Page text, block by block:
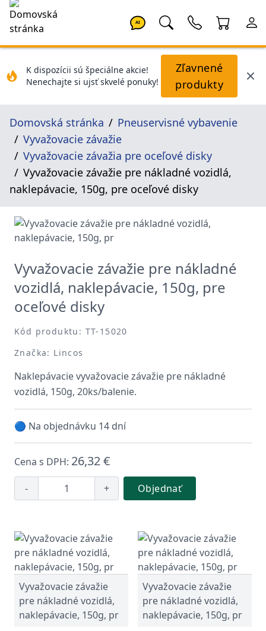
AI
K dispozícii sú špeciálne akcie!
Nenechajte si ujsť skvelé ponuky!
Zľavnené
produkty
Domovská stránka
Pneuservisné vybavenie
Vyvažovacie závažie
Vyvažovacie závažia pre oceľové disky
Vyvažovacie závažie pre nákladné vozidlá,
naklepávacie, 150g, pre oceľové disky
Vyvažovacie závažie pre nákladné
vozidlá, naklepávacie, 150g, pre
oceľové disky
Kód produktu: TT-15020
Značka: Lincos
Naklepávacie vyvažovacie závažie pre nákladné
vozidlá, 150g, 20ks/balenie.
🔵 Na objednávku 14 dní
Cena s DPH: 26,32 €
- + Objednať
Vyvažovacie závažie
pre nákladné vozidlá,
naklepávacie, 150g, pr
Vyvažovacie závažie
pre nákladné vozidlá,
naklepávacie, 150g, pr